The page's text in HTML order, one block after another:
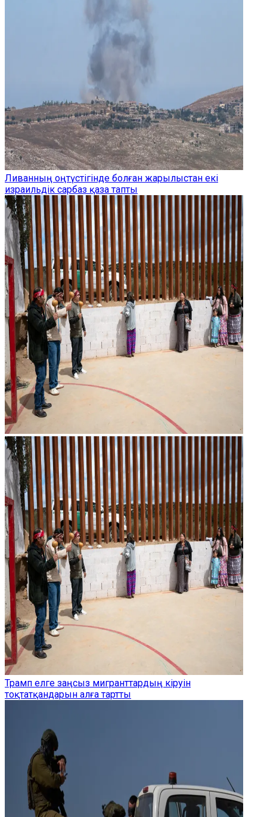
Ливанның оңтүстігінде болған жарылыстан екі
израильдік сарбаз қаза тапты
Трамп елге заңсыз мигранттардың кіруін
тоқтатқандарын алға тартты